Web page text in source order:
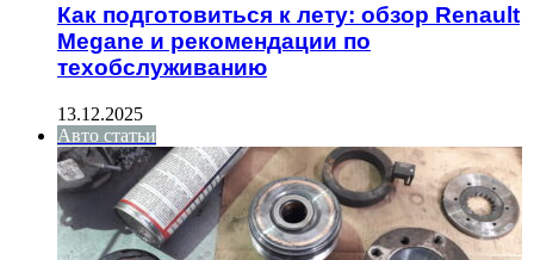
Как подготовиться к лету: обзор Renault
Megane и рекомендации по
техобслуживанию
13.12.2025
Авто статьи